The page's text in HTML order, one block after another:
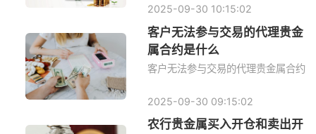
2025-09-30 10:15:02
客户无法参与交易的代理贵金
属合约是什么
客户无法参与交易的代理贵金属合约
2025-09-30 09:15:02
农行贵金属买入开仓和卖出开